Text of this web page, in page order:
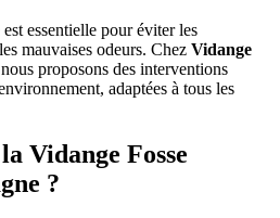
essentielle pour éviter les
mauvaises odeurs. Chez Vidange
proposons des interventions
adaptées à tous les
Vidange Fosse
?